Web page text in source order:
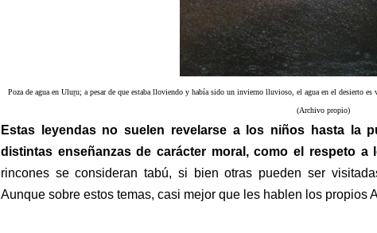
Poza de agua en Uluṟu; a pesar de que estaba lloviendo y había sido un invierno lluvioso, el agua en el desierto
(Archivo propio)
Estas leyendas no suelen revelarse a los niños hasta la
distintas enseñanzas de carácter moral, como el respeto a
rincones se consideran tabú, si bien otras pueden ser
Aunque sobre estos temas, casi mejor que les hablen los propios